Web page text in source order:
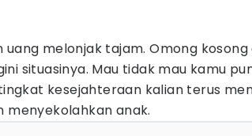
uang melonjak tajam. Omong kosong
situasinya. Mau tidak mau kamu
kesejahteraan kalian terus
menyekolahkan anak.